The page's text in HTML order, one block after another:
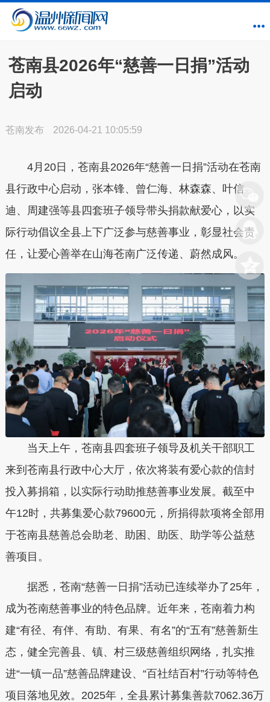
苍南县2026年“慈善一日捐”活动
启动
苍南发布 2026-04-21 10:05:59
4月20日，苍南县2026年“慈善一日捐”活动在苍南
县行政中心启动，张本锋、曾仁海、林森森、叶信
迪、周建强等县四套班子领导带头捐款献爱心，以实
际行动倡议全县上下广泛参与慈善事业，彰显社会责
任，让爱心善举在山海苍南广泛传递、蔚然成风。
当天上午， 苍南县四套班子领导及机关干部职工
来到 苍南县行政中心大厅，依次将装有爱心款的信封
投入募捐箱，以实际行动助推慈善事业发展。截至中
午12时，共募集爱心款79600元，所捐得款项将全部用
于苍南县慈善总会助老、助困、助医、助学等公益慈
善项目。
据悉，苍南“慈善一日捐”活动已连续举办了25年，
成为苍南慈善事业的特色品牌。近年来，苍南着力构
建“有径、有伴、有助、有果、有名”的“五有”慈善新生
态，健全完善县、镇、村三级慈善组织网络，扎实推
进“一镇一品”慈善品牌建设、“百社结百村”行动等特色
项目落地见效。2025年，全县累计募集善款7062.36万